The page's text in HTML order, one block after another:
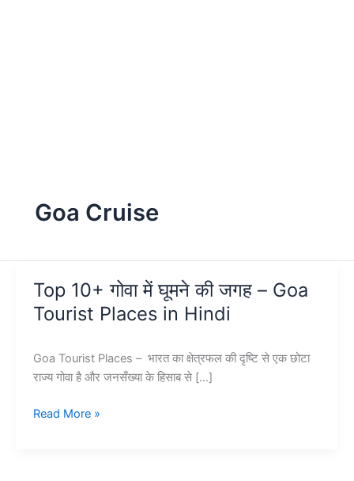
Goa Cruise
Top 10+ गोवा में घूमने की जगह – Goa
Tourist Places in Hindi
Goa Tourist Places – भारत का क्षेत्रफल की दृष्टि से एक छोटा
राज्य गोवा है और जनसँख्या के हिसाब से […]
Top
Read More »